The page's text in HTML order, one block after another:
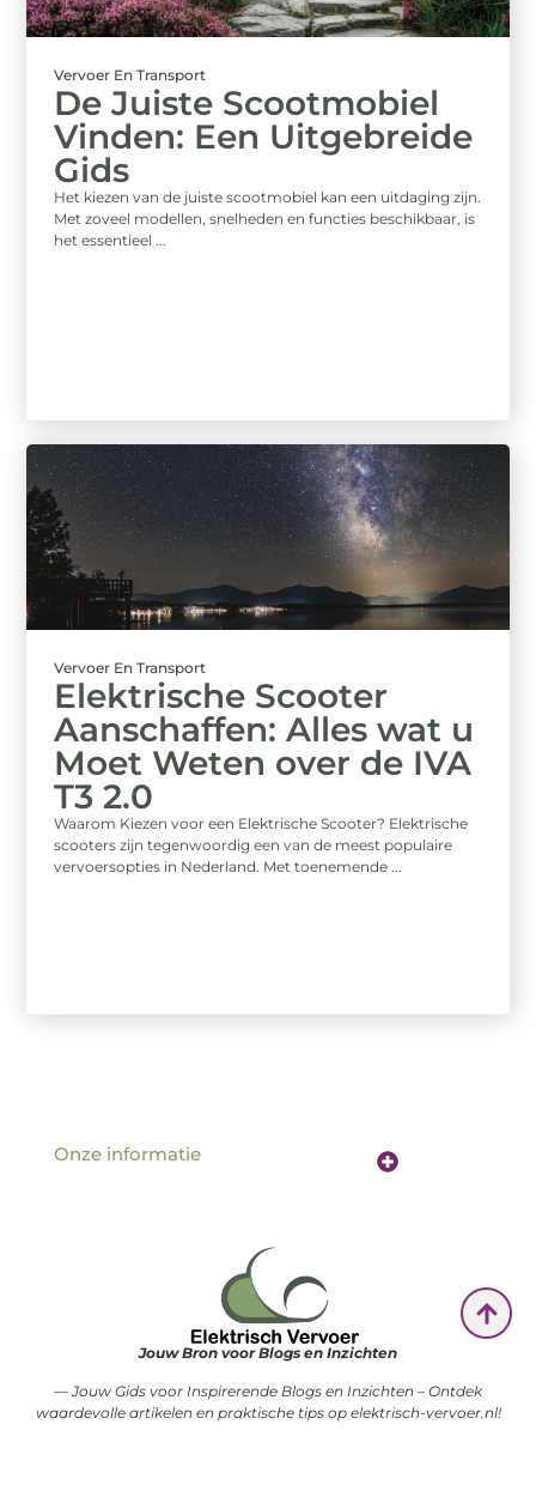
Vervoer En Transport
De Juiste Scootmobiel
Vinden: Een Uitgebreide
Gids
Het kiezen van de juiste scootmobiel kan een uitdaging zijn.
Met zoveel modellen, snelheden en functies beschikbaar, is
het essentieel ...
Vervoer En Transport
Elektrische Scooter
Aanschaffen: Alles wat u
Moet Weten over de IVA
T3 2.0
Waarom Kiezen voor een Elektrische Scooter? Elektrische
scooters zijn tegenwoordig een van de meest populaire
vervoersopties in Nederland. Met toenemende ...
Jouw Bron voor Blogs en Inzichten
— Jouw Gids voor Inspirerende Blogs en Inzichten – Ontdek
waardevolle artikelen en praktische tips op elektrisch-vervoer.nl!
Onze informatie